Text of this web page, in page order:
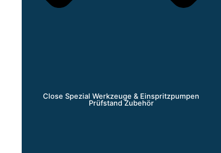
Close Spezial Werkzeuge & Einspritzpumpen
Prüfstand Zubehör